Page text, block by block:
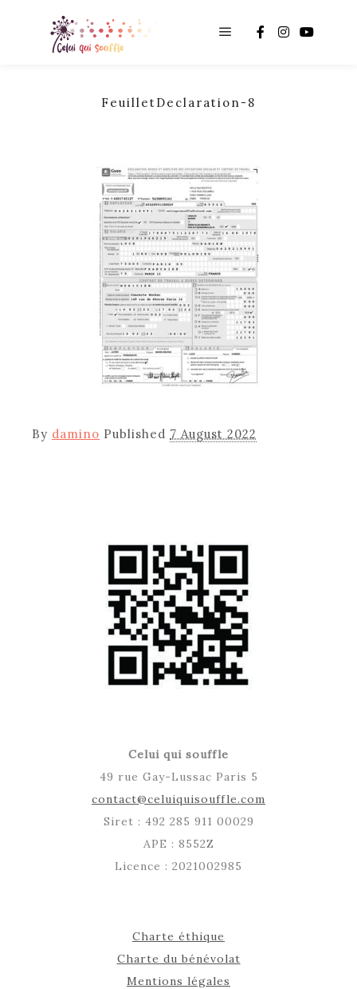
FeuilletDeclaration-8
By damino Published 7 August 2022
Celui qui souffle
49 rue Gay-Lussac Paris 5
contact@celuiquisouffle.com
Siret : 492 285 911 00029
APE : 8552Z
Licence : 2021002985
Charte éthique
Charte du bénévolat
Mentions légales